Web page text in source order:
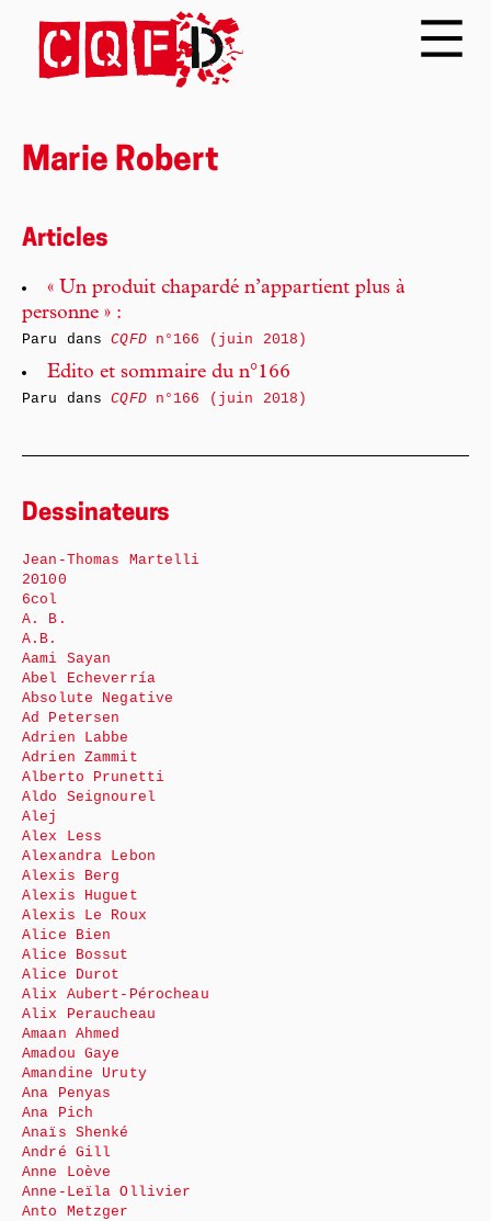
Marie Robert
Articles
« Un produit chapardé n’appartient plus à
personne » :
Paru dansCQFDn°166 (juin 2018)
Edito et sommaire du n°166
Paru dansCQFDn°166 (juin 2018)
Dessinateurs
Jean-Thomas Martelli
20100
6col
A. B.
A.B.
Aami Sayan
Abel Echeverría
Absolute Negative
Ad Petersen
Adrien Labbe
Adrien Zammit
Alberto Prunetti
Aldo Seignourel
Alej
Alex Less
Alexandra Lebon
Alexis Berg
Alexis Huguet
Alexis Le Roux
Alice Bien
Alice Bossut
Alice Durot
Alix Aubert-Pérocheau
Alix Peraucheau
Amaan Ahmed
Amadou Gaye
Amandine Uruty
Ana Penyas
Ana Pich
Anaïs Shenké
André Gill
Anne Loève
Anne-Leïla Ollivier
Anto Metzger